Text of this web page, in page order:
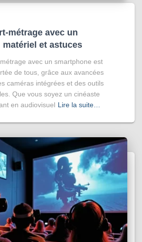
métrage avec un
et astuces
avec un smartphone est
de tous, grâce aux avancées
caméras intégrées et des outils
Que vous soyez un cinéaste
en audiovisuel Lire la suite…